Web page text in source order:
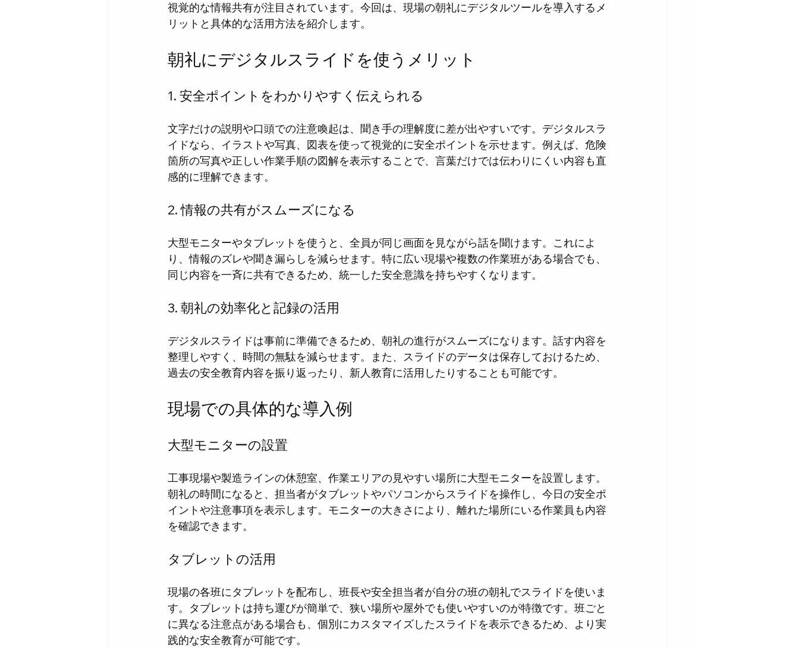
視覚的な情報共有が注目されています。今回は、現場の朝礼にデジタルツールを導入するメ
リットと具体的な活用方法を紹介します。
朝礼にデジタルスライドを使うメリット
1. 安全ポイントをわかりやすく伝えられる
文字だけの説明や口頭での注意喚起は、聞き手の理解度に差が出やすいです。デジタルスラ
イドなら、イラストや写真、図表を使って視覚的に安全ポイントを示せます。例えば、危険
箇所の写真や正しい作業手順の図解を表示することで、言葉だけでは伝わりにくい内容も直
感的に理解できます。
2. 情報の共有がスムーズになる
大型モニターやタブレットを使うと、全員が同じ画面を見ながら話を聞けます。これによ
り、情報のズレや聞き漏らしを減らせます。特に広い現場や複数の作業班がある場合でも、
同じ内容を一斉に共有できるため、統一した安全意識を持ちやすくなります。
3. 朝礼の効率化と記録の活用
デジタルスライドは事前に準備できるため、朝礼の進行がスムーズになります。話す内容を
整理しやすく、時間の無駄を減らせます。また、スライドのデータは保存しておけるため、
過去の安全教育内容を振り返ったり、新人教育に活用したりすることも可能です。
現場での具体的な導入例
大型モニターの設置
工事現場や製造ラインの休憩室、作業エリアの見やすい場所に大型モニターを設置します。
朝礼の時間になると、担当者がタブレットやパソコンからスライドを操作し、今日の安全ポ
イントや注意事項を表示します。モニターの大きさにより、離れた場所にいる作業員も内容
を確認できます。
タブレットの活用
現場の各班にタブレットを配布し、班長や安全担当者が自分の班の朝礼でスライドを使いま
す。タブレットは持ち運びが簡単で、狭い場所や屋外でも使いやすいのが特徴です。班ごと
に異なる注意点がある場合も、個別にカスタマイズしたスライドを表示できるため、より実
践的な安全教育が可能です。